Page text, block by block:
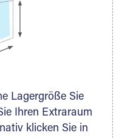
Lagergröße Sie
Ihren Extraraum
klicken Sie in